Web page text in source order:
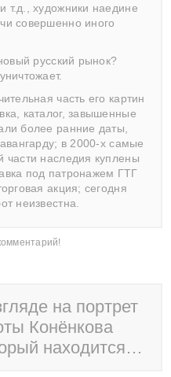
т.д., художники наедине
совершенно иного
русский рынок?
часть его картин
каталог, завышенные
более ранние даты,
в 2000-х самые
части наследия куплены
под патронажем ГТГ
акция; сегодня
неизвестна.
на портрет
Конёнкова
находится…